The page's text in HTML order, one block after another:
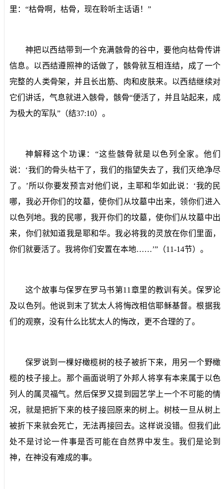
里：“枯骨啊，枯骨，现在聆听主话语！”
神把以西结带到一个充满骸骨的谷中，要他向枯骨传讲
信息。以西结遵照神的话做了，骸骨就互相连结，成了一个
完整的人类骨架，并且长出筋、肉和皮肤来。以西结继续对
它们讲话，气息就进入骸骨，骸骨“便活了，并且站起来，成
为极大的军队”（结37:10）。
神解释这个功课：“这些骸骨就是以色列全家。他们
说：‘我们的骨头枯干了，我们的指望失去了，我们灭绝净尽
了。’所以你要发预言对他们说，主耶和华如此说：‘我的民
哪，我必开你们的坟墓，使你们从坟墓中出来，领你们进入
以色列地。我的民哪，我开你们的坟墓，使你们从坟墓中出
来，你们就知道我是耶和华。我必将我的灵放在你们里面，
你们就要活了。我将你们安置在本地……’”（11-14节）。
这个故事与保罗在罗马书第11 章里的教训有关。保罗论
及以色列。他说到末了犹太人将悔改相信耶稣基督。根据我
们的观察，没有什么比犹太人的悔改，更不合理的了。
保罗说到一棵好橄榄树的枝子被折下来，用另一个野橄
榄的枝子接上。那个画面说明了外邦人将享有本来属于以色
列人的属灵福气。然后保罗又提到园艺学上一个不可能的情
况，就是把折下来的枝子接回原来的树上。树枝一旦从树上
被折下来就会死亡，无法再接回去。这样说没错。但我们此
处不是讨论一件事是否可能在自然界中发生。我们是论到
神，在神没有难成的事。